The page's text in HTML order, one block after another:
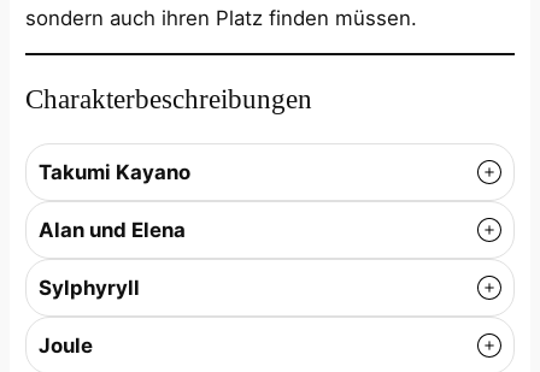
sondern auch ihren Platz finden müssen.
Charakterbeschreibungen
Takumi Kayano
Alan und Elena
Sylphyryll
Joule